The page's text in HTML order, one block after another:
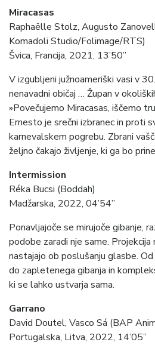
Miracasas
Raphaëlle Stolz, Augusto
Komadoli Studio/Folimage/RTS)
Švica, Francija, 2021, 13’50”
V izgubljeni južnoameriški vasi v
nenavadni običaj … Župan v
»Povečujemo Miracasas, iščemo
Ernesto je srečni izbranec in proti
karnevalskem pogrebu. Zbrani
željno čakajo življenje, ki ga bo
Intermission
Réka Bucsi (Boddah)
Madžarska, 2022, 04’54”
Ponavljajoče se mirujoče gibanje,
podobe zaradi nje same.
nastajajo ob poslušanju glasbe.
do zapletenega gibanja in
ki se lahko ustvarja sama.
Garrano
David Doutel, Vasco Sá (BAP
Portugalska, Litva, 2022, 14’05”